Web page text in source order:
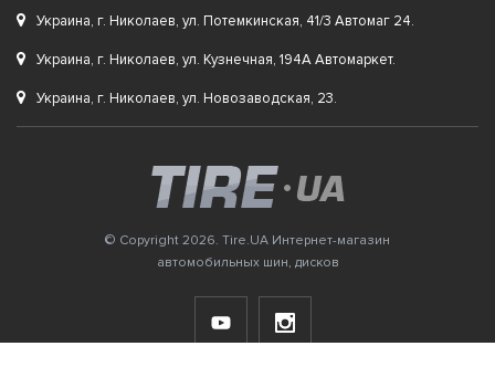
Украина, г. Николаев, ул. Потемкинская, 41/3 Автомаг 24.
Украина, г. Николаев, ул. Кузнечная, 194А Автомаркет.
Украина, г. Николаев, ул. Новозаводская, 23.
© Copyright 2026. Tire.UA Интернет-магазин
автомобильных шин, дисков